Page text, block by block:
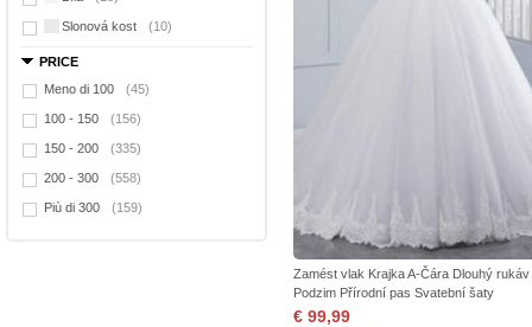
Slonová kost (10)
PRICE
Meno di 100
(45)
100 - 150 (156)
150 - 200 (335)
200 - 300 (558)
Più di 300 (159)
Zamést vlak Krajka A-Čára Dlouhý rukáv
Podzim Přírodní pas Svatební šaty
€ 99,99